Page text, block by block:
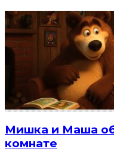
Мишка и Маша
комнате